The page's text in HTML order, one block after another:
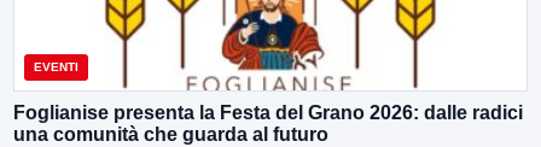
EVENTI
Foglianise presenta la Festa del Grano 2026: dalle radici
una comunità che guarda al futuro